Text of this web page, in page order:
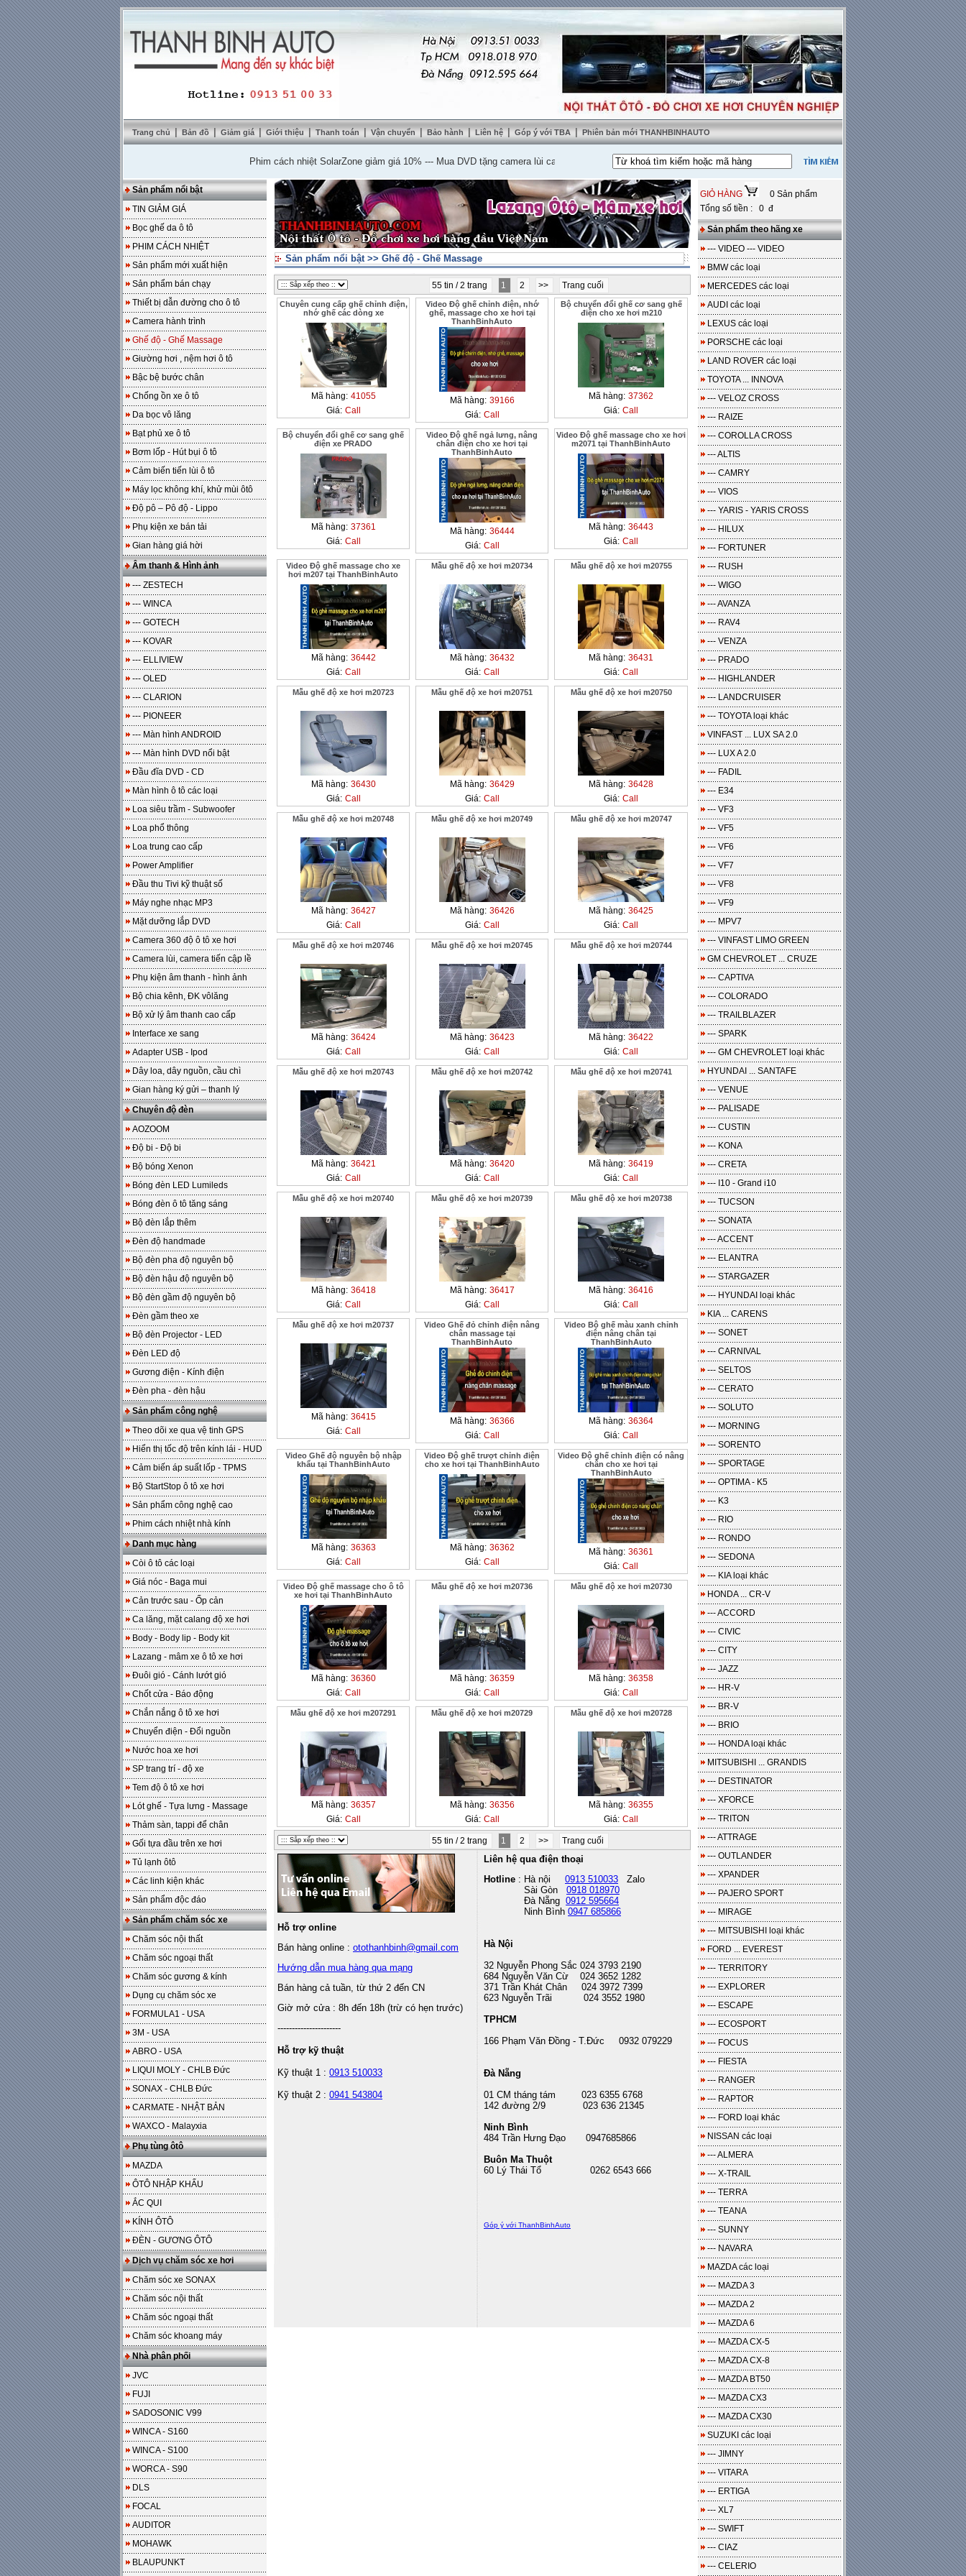
Trang chủ | Bản đồ | Giảm giá | Giới thiệu | Thanh toán | Vận chuyển | Bảo hành | Liên hệ | Góp ý với TBA | Phiên bản mới THANHBINHAUTO
Phim cách nhiệt SolarZone giảm giá 10%---Mua DVD tặng camera lùi cao cấp--- Lắp nệm ghế da thật tặng sàn da---Miễn phí 100% công lắp đặt
Sản phẩm nổi bật
TIN GIẢM GIÁ
Bọc ghế da ô tô
PHIM CÁCH NHIỆT
Sản phẩm mới xuất hiện
Sản phẩm bán chạy
Thiết bị dẫn đường cho ô tô
Camera hành trình
Ghế độ - Ghế Massage
Giường hơi , nệm hơi ô tô
Bậc bệ bước chân
Chống ồn xe ô tô
Da bọc vô lăng
Bạt phủ xe ô tô
Bơm lốp - Hút bụi ô tô
Cảm biến tiến lùi ô tô
Máy lọc không khí, khử mùi ôtô
Độ pô – Pô độ - Lippo
Phụ kiện xe bán tải
Gian hàng giá hời
Âm thanh & Hình ảnh
--- ZESTECH
--- WINCA
--- GOTECH
--- KOVAR
--- ELLIVIEW
--- OLED
--- CLARION
--- PIONEER
--- Màn hình ANDROID
--- Màn hình DVD nổi bật
Đầu đĩa DVD - CD
Màn hình ô tô các loại
Loa siêu trầm - Subwoofer
Loa phổ thông
Loa trung cao cấp
Power Amplifier
Đầu thu Tivi kỹ thuật số
Máy nghe nhạc MP3
Mặt dưỡng lắp DVD
Camera 360 độ ô tô xe hơi
Camera lùi, camera tiến cập lề
Phụ kiện âm thanh - hình ảnh
Bộ chia kênh, ĐK vôlăng
Bộ xử lý âm thanh cao cấp
Interface xe sang
Adapter USB - Ipod
Dây loa, dây nguồn, cầu chì
Gian hàng ký gửi – thanh lý
Chuyên độ đèn
AOZOOM
Độ bi - Độ bi
Bộ bóng Xenon
Bóng đèn LED Lumileds
Bóng đèn ô tô tăng sáng
Bộ đèn lắp thêm
Đèn độ handmade
Bộ đèn pha độ nguyên bộ
Bộ đèn hậu độ nguyên bộ
Bộ đèn gầm độ nguyên bộ
Đèn gầm theo xe
Bộ đèn Projector - LED
Đèn LED độ
Gương điện - Kính điện
Đèn pha - đèn hậu
Sản phẩm công nghệ
Theo dõi xe qua vệ tinh GPS
Hiển thị tốc độ trên kính lái - HUD
Cảm biến áp suất lốp - TPMS
Bộ StartStop ô tô xe hơi
Sản phẩm công nghệ cao
Phim cách nhiệt nhà kính
Danh mục hàng
Còi ô tô các loại
Giá nóc - Baga mui
Cản trước sau - Ốp cản
Ca lăng, mặt calang độ xe hơi
Body - Body lip - Body kit
Lazang - mâm xe ô tô xe hơi
Đuôi gió - Cánh lướt gió
Chốt cửa - Báo động
Chắn nắng ô tô xe hơi
Chuyển điện - Đổi nguồn
Nước hoa xe hơi
SP trang trí - độ xe
Tem độ ô tô xe hơi
Lót ghế - Tựa lưng - Massage
Thảm sàn, tappi để chân
Gối tựa đầu trên xe hơi
Tủ lạnh ôtô
Các linh kiện khác
Sản phẩm độc đáo
Sản phẩm chăm sóc xe
Chăm sóc nội thất
Chăm sóc ngoại thất
Chăm sóc gương & kính
Dụng cụ chăm sóc xe
FORMULA1 - USA
3M - USA
ABRO - USA
LIQUI MOLY - CHLB Đức
SONAX - CHLB Đức
CARMATE - NHẬT BẢN
WAXCO - Malayxia
Phụ tùng ôtô
MAZDA
ÔTÔ NHẬP KHẨU
ẮC QUI
KÍNH ÔTÔ
ĐÈN - GƯƠNG ÔTÔ
Dịch vụ chăm sóc xe hơi
Chăm sóc xe SONAX
Chăm sóc nội thất
Chăm sóc ngoại thất
Chăm sóc khoang máy
Nhà phân phối
JVC
FUJI
SADOSONIC V99
WINCA - S160
WINCA - S100
WORCA - S90
DLS
FOCAL
AUDITOR
MOHAWK
BLAUPUNKT
Sản phẩm nổi bật>> Ghế độ - Ghế Massage
55 tin / 2 trang 1 2 >> Trang cuối
Chuyên cung cấp ghế chỉnh điện,
nhớ ghế các dòng xe
Mã hàng: 41055
Giá: Call
Video Độ ghế chỉnh điện, nhớ
ghế, massage cho xe hơi tại
ThanhBinhAuto
Mã hàng: 39166
Giá: Call
Bộ chuyển đổi ghế cơ sang ghế
điện cho xe hơi m210
Mã hàng: 37362
Giá: Call
Bộ chuyển đổi ghế cơ sang ghế
điện xe PRADO
Mã hàng: 37361
Giá: Call
Video Độ ghế ngả lưng, nâng
chân điện cho xe hơi tại
ThanhBinhAuto
Mã hàng: 36444
Giá: Call
Video Độ ghế massage cho xe hơi
m2071 tại ThanhBinhAuto
Mã hàng: 36443
Giá: Call
Video Độ ghế massage cho xe
hơi m207 tại ThanhBinhAuto
Mã hàng: 36442
Giá: Call
Mẫu ghế độ xe hơi m20734
Mã hàng: 36432
Giá: Call
Mẫu ghế độ xe hơi m20755
Mã hàng: 36431
Giá: Call
Mẫu ghế độ xe hơi m20723
Mã hàng: 36430
Giá: Call
Mẫu ghế độ xe hơi m20751
Mã hàng: 36429
Giá: Call
Mẫu ghế độ xe hơi m20750
Mã hàng: 36428
Giá: Call
Mẫu ghế độ xe hơi m20748
Mã hàng: 36427
Giá: Call
Mẫu ghế độ xe hơi m20749
Mã hàng: 36426
Giá: Call
Mẫu ghế độ xe hơi m20747
Mã hàng: 36425
Giá: Call
Mẫu ghế độ xe hơi m20746
Mã hàng: 36424
Giá: Call
Mẫu ghế độ xe hơi m20745
Mã hàng: 36423
Giá: Call
Mẫu ghế độ xe hơi m20744
Mã hàng: 36422
Giá: Call
Mẫu ghế độ xe hơi m20743
Mã hàng: 36421
Giá: Call
Mẫu ghế độ xe hơi m20742
Mã hàng: 36420
Giá: Call
Mẫu ghế độ xe hơi m20741
Mã hàng: 36419
Giá: Call
Mẫu ghế độ xe hơi m20740
Mã hàng: 36418
Giá: Call
Mẫu ghế độ xe hơi m20739
Mã hàng: 36417
Giá: Call
Mẫu ghế độ xe hơi m20738
Mã hàng: 36416
Giá: Call
Mẫu ghế độ xe hơi m20737
Mã hàng: 36415
Giá: Call
Video Ghế đỏ chỉnh điện nâng
chân massage tại
ThanhBinhAuto
Mã hàng: 36366
Giá: Call
Video Bộ ghế màu xanh chỉnh
điện nâng chân tại
ThanhBinhAuto
Mã hàng: 36364
Giá: Call
Video Ghế độ nguyên bộ nhập
khẩu tại ThanhBinhAuto
Mã hàng: 36363
Giá: Call
Video Độ ghế trượt chỉnh điện
cho xe hơi tại ThanhBinhAuto
Mã hàng: 36362
Giá: Call
Video Độ ghế chỉnh điện có nâng
chân cho xe hơi tại
ThanhBinhAuto
Mã hàng: 36361
Giá: Call
Video Độ ghế massage cho ô tô
xe hơi tại ThanhBinhAuto
Mã hàng: 36360
Giá: Call
Mẫu ghế độ xe hơi m20736
Mã hàng: 36359
Giá: Call
Mẫu ghế độ xe hơi m20730
Mã hàng: 36358
Giá: Call
Mẫu ghế độ xe hơi m207291
Mã hàng: 36357
Giá: Call
Mẫu ghế độ xe hơi m20729
Mã hàng: 36356
Giá: Call
Mẫu ghế độ xe hơi m20728
Mã hàng: 36355
Giá: Call
55 tin / 2 trang 1 2 >> Trang cuối
Hỗ trợ online
Bán hàng online : otothanhbinh@gmail.com
Hướng dẫn mua hàng qua mạng
Bán hàng cả tuần, từ thứ 2 đến CN
Giờ mở cửa : 8h đến 18h (trừ có hẹn trước)
----------------------
Hỗ trợ kỹ thuật
Kỹ thuật 1 : 0913 510033
Kỹ thuật 2 : 0941 543804
Liên hệ qua điện thoại
Hotline : Hà nội 0913 510033 Zalo
Sài Gòn 0918 018970
Đà Nẵng 0912 595664
Ninh Bình 0947 685866
Hà Nội
32 Nguyễn Phong Sắc 024 3793 2190
684 Nguyễn Văn Cừ 024 3652 1282
371 Trần Khát Chân 024 3972 7399
623 Nguyễn Trãi 024 3552 1980
TPHCM
166 Phạm Văn Đồng - T.Đức 0932 079229
Đà Nẵng
01 CM tháng tám 023 6355 6768
142 đường 2/9 023 636 21345
Ninh Bình
484 Trần Hưng Đạo 0947685866
Buôn Ma Thuột
60 Lý Thái Tổ 0262 6543 666
Góp ý với ThanhBinhAuto
GIỎ HÀNG
0 Sản phẩm
Tổng số tiền : 0 đ
Sản phẩm theo hãng xe
--- VIDEO --- VIDEO
BMW các loại
MERCEDES các loại
AUDI các loại
LEXUS các loại
PORSCHE các loại
LAND ROVER các loại
TOYOTA ... INNOVA
--- VELOZ CROSS
--- RAIZE
--- COROLLA CROSS
--- ALTIS
--- CAMRY
--- VIOS
--- YARIS - YARIS CROSS
--- HILUX
--- FORTUNER
--- RUSH
--- WIGO
--- AVANZA
--- RAV4
--- VENZA
--- PRADO
--- HIGHLANDER
--- LANDCRUISER
--- TOYOTA loại khác
VINFAST ... LUX SA 2.0
--- LUX A 2.0
--- FADIL
--- E34
--- VF3
--- VF5
--- VF6
--- VF7
--- VF8
--- VF9
--- MPV7
--- VINFAST LIMO GREEN
GM CHEVROLET ... CRUZE
--- CAPTIVA
--- COLORADO
--- TRAILBLAZER
--- SPARK
--- GM CHEVROLET loại khác
HYUNDAI ... SANTAFE
--- VENUE
--- PALISADE
--- CUSTIN
--- KONA
--- CRETA
--- I10 - Grand i10
--- TUCSON
--- SONATA
--- ACCENT
--- ELANTRA
--- STARGAZER
--- HYUNDAI loại khác
KIA ... CARENS
--- SONET
--- CARNIVAL
--- SELTOS
--- CERATO
--- SOLUTO
--- MORNING
--- SORENTO
--- SPORTAGE
--- OPTIMA - K5
--- K3
--- RIO
--- RONDO
--- SEDONA
--- KIA loại khác
HONDA ... CR-V
--- ACCORD
--- CIVIC
--- CITY
--- JAZZ
--- HR-V
--- BR-V
--- BRIO
--- HONDA loại khác
MITSUBISHI ... GRANDIS
--- DESTINATOR
--- XFORCE
--- TRITON
--- ATTRAGE
--- OUTLANDER
--- XPANDER
--- PAJERO SPORT
--- MIRAGE
--- MITSUBISHI loại khác
FORD ... EVEREST
--- TERRITORY
--- EXPLORER
--- ESCAPE
--- ECOSPORT
--- FOCUS
--- FIESTA
--- RANGER
--- RAPTOR
--- FORD loại khác
NISSAN các loại
--- ALMERA
--- X-TRAIL
--- TERRA
--- TEANA
--- SUNNY
--- NAVARA
MAZDA các loại
--- MAZDA 3
--- MAZDA 2
--- MAZDA 6
--- MAZDA CX-5
--- MAZDA CX-8
--- MAZDA BT50
--- MAZDA CX3
--- MAZDA CX30
SUZUKI các loại
--- JIMNY
--- VITARA
--- ERTIGA
--- XL7
--- SWIFT
--- CIAZ
--- CELERIO